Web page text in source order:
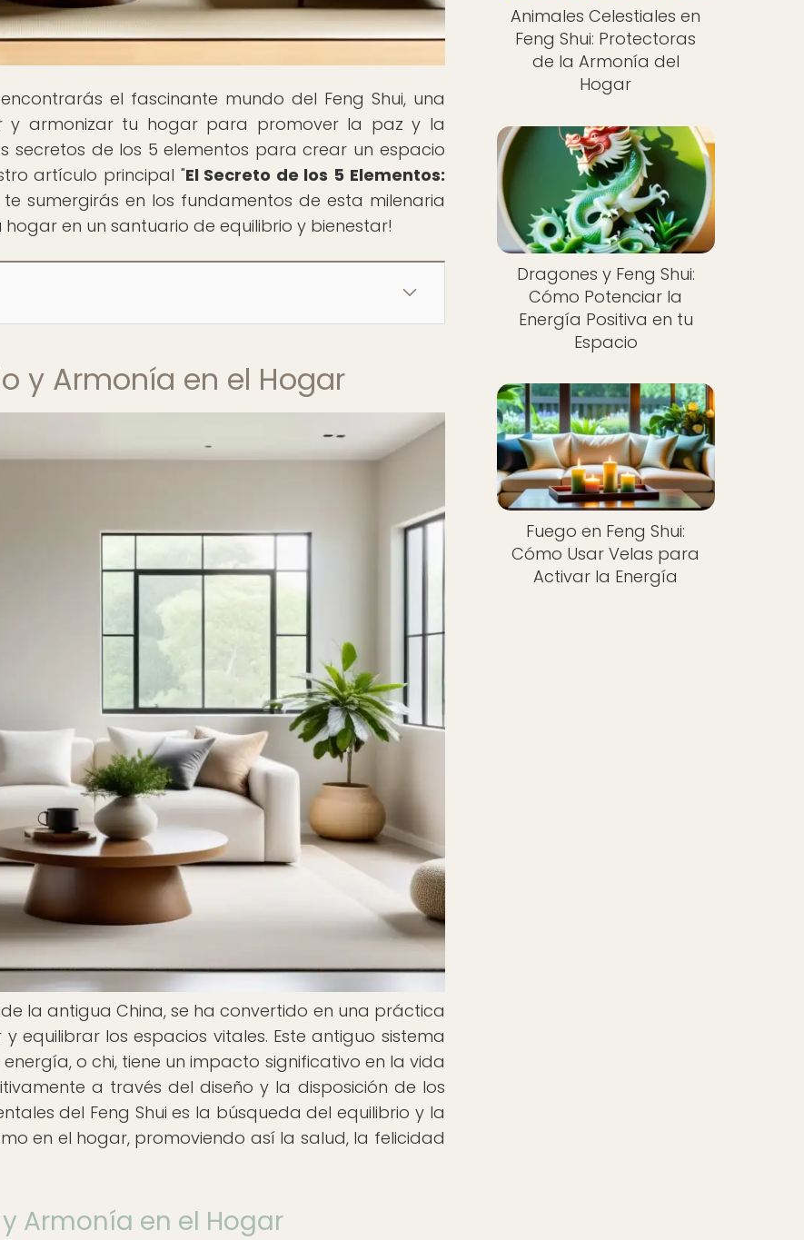
el fascinante mundo del Feng Shui, una
y armonizar tu hogar para promover la paz y la
secretos de los 5 elementos para crear un espacio
artículo principal "El Secreto de los 5 Elementos:
te sumergirás en los fundamentos de esta milenaria
en un santuario de equilibrio y bienestar!
y Armonía en el Hogar
de la antigua China, se ha convertido en una práctica
los espacios vitales. Este antiguo sistema
o chi, tiene un impacto significativo en la vida
a través del diseño y la disposición de los
del Feng Shui es la búsqueda del equilibrio y la
en el hogar, promoviendo así la salud, la felicidad
Armonía en el Hogar
Animales Celestiales en
Feng Shui: Protectoras
de la Armonía del
Hogar
Dragones y Feng Shui:
Cómo Potenciar la
Energía Positiva en tu
Espacio
Fuego en Feng Shui:
Cómo Usar Velas para
Activar la Energía